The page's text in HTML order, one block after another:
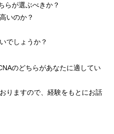
らが選ぶべきか？
いのか？
でしょうか？
のどちらがあなたに適してい
りますので、経験をもとにお話